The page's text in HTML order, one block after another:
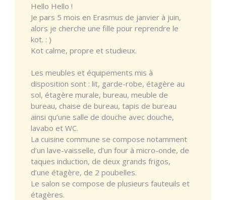
Hello Hello !
Je pars 5 mois en Erasmus de janvier à juin,
alors je cherche une fille pour reprendre le
kot. : )
Kot calme, propre et studieux.
Les meubles et équipements mis à
disposition sont : lit, garde-robe, étagère au
sol, étagère murale, bureau, meuble de
bureau, chaise de bureau, tapis de bureau
ainsi qu’une salle de douche avec douche,
lavabo et WC.
La cuisine commune se compose notamment
d’un lave-vaisselle, d’un four à micro-onde, de
taques induction, de deux grands frigos,
d’une étagère, de 2 poubelles.
Le salon se compose de plusieurs fauteuils et
étagères.